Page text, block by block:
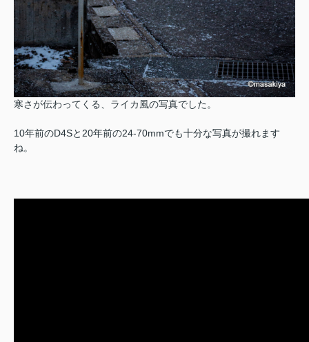
寒さが伝わってくる、ライカ風の写真でした。
10年前のD4Sと20年前の24-70mmでも十分な写真が撮れます
ね。